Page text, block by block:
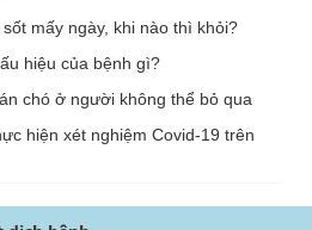
mấy ngày, khi nào thì khỏi?
hiệu của bệnh gì?
chó ở người không thể bỏ qua
hiện xét nghiệm Covid-19 trên